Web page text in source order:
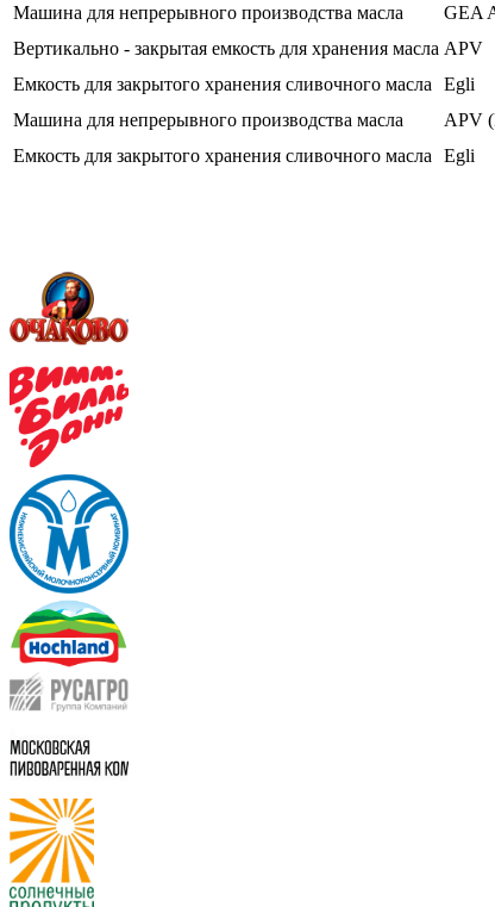
Машина для непрерывного производства масла GEA
Вертикально - закрытая емкость для хранения масла APV
Емкость для закрытого хранения сливочного масла Egli
Машина для непрерывного производства масла APV
Емкость для закрытого хранения сливочного масла Egli